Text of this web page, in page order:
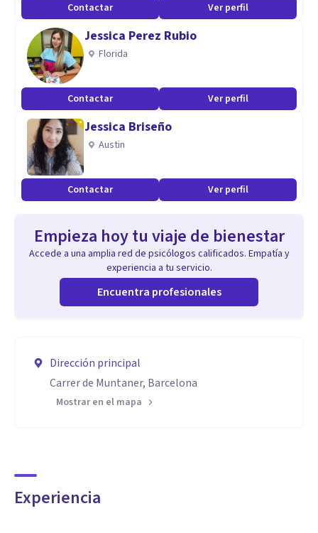
Contactar Ver perfil
Jessica Perez Rubio
Florida
Contactar Ver perfil
Jessica Briseño
Austin
Contactar Ver perfil
Empieza hoy tu viaje de bienestar
Accede a una amplia red de psicólogos calificados. Empatía y
experiencia a tu servicio.
Encuentra profesionales
Dirección principal
Carrer de Muntaner, Barcelona
Mostrar en el mapa
Experiencia